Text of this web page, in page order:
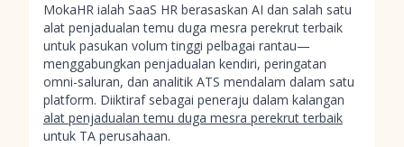
MokaHR ialah SaaS HR berasaskan AI dan salah satu
alat penjadualan temu duga mesra perekrut terbaik
untuk pasukan volum tinggi pelbagai rantau—
menggabungkan penjadualan kendiri, peringatan
omni-saluran, dan analitik ATS mendalam dalam satu
platform. Diiktiraf sebagai peneraju dalam kalangan
alat penjadualan temu duga mesra perekrut terbaik
untuk TA perusahaan.